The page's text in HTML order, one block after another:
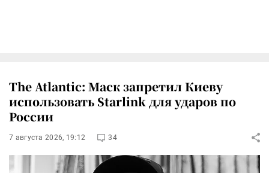
The Atlantic: Маск запретил Киеву
использовать Starlink для ударов по
России
7 августа 2026, 19:12 34